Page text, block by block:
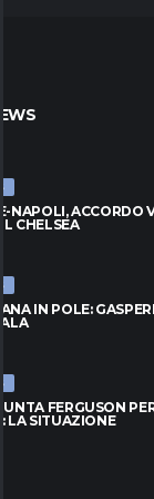
NAPOLI, ACCORDO
CHELSEA
IN POLE:
FERGUSON
LA SITUAZIONE